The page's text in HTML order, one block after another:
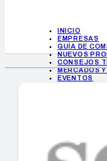
INICIO
EMPRESAS
GUÍA DE
NUEVOS
CONSEJOS
MERCADOS
EVENTOS
INICIO